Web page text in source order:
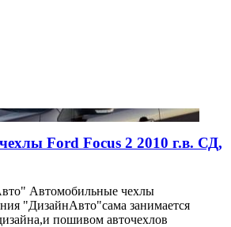
Ford Focus 2 2010 г.в. СД,
Автомобильные чехлы
"ДизайнАвто"сама занимается
пошивом авточехлов